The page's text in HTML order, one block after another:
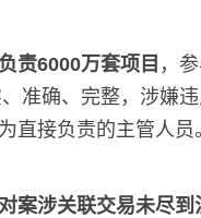
责6000万套项目 ，
准确、完整，涉嫌
直接负责的主管人员
案涉关联交易未尽到